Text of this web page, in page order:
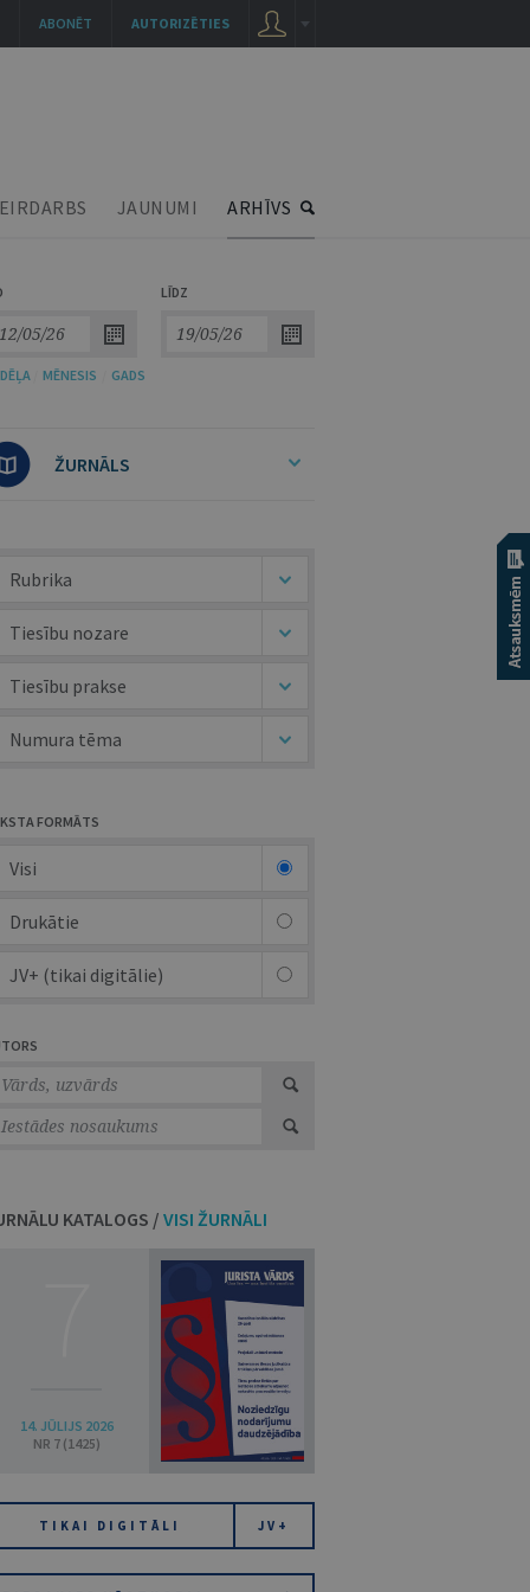
JAUNUMI ARHĪVS
LĪDZ
MĒNESIS GADS
ŽURNĀLS
Rubrika
Tiesību nozare
Tiesību prakse
Numura tēma
FORMĀTS
Visi
Drukātie
JV+ (tikai digitālie)
KATALOGS /VISI ŽURNĀLI
14. JŪLIJS 2026
NR 7 (1425)
TIKAI DIGITĀLI JV+
AUTORIZĒTIES
ABONĒT